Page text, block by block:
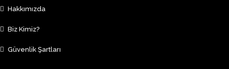
Hakkımızda
Biz Kimiz?
Güvenlik Şartları